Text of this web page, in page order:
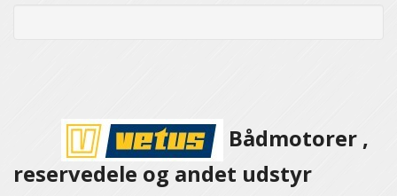
Bådmotorer ,
reservedele og andet udstyr